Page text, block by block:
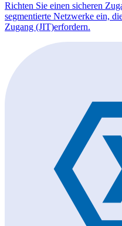
Richten Sie einen sicheren
segmentierte Netzwerke ein,
Zugang (JIT)erfordern.